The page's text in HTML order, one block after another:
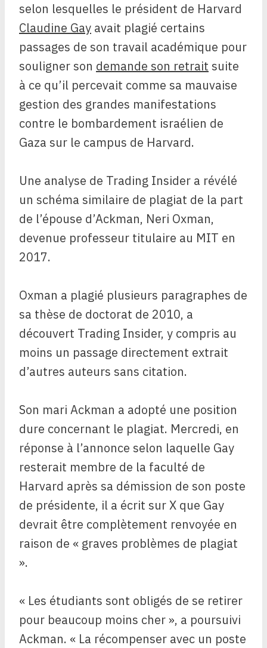
selon lesquelles le président de Harvard
Claudine Gay avait plagié certains
passages de son travail académique pour
souligner son demande son retrait suite
à ce qu’il percevait comme sa mauvaise
gestion des grandes manifestations
contre le bombardement israélien de
Gaza sur le campus de Harvard.
Une analyse de Trading Insider a révélé
un schéma similaire de plagiat de la part
de l’épouse d’Ackman, Neri Oxman,
devenue professeur titulaire au MIT en
2017.
Oxman a plagié plusieurs paragraphes de
sa thèse de doctorat de 2010, a
découvert Trading Insider, y compris au
moins un passage directement extrait
d’autres auteurs sans citation.
Son mari Ackman a adopté une position
dure concernant le plagiat. Mercredi, en
réponse à l’annonce selon laquelle Gay
resterait membre de la faculté de
Harvard après sa démission de son poste
de présidente, il a écrit sur X que Gay
devrait être complètement renvoyée en
raison de « graves problèmes de plagiat
».
« Les étudiants sont obligés de se retirer
pour beaucoup moins cher », a poursuivi
Ackman. « La récompenser avec un poste